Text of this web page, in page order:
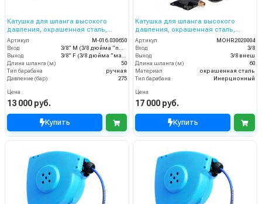
Катушка для шланга высокого
давления, окрашенная сталь,
вместимость 3/8 50m, 275bar,
3/8внеш-3/8внут
Артикул
M-016.030650
Вход
3/8" M (3/8 дюйма "папа")
Выход
3/8" F (3/8 дюйма "мама")
Длина шланга (м)
50
Тип барабана
ручная
Давление (бар)
275
Цена
13 000 руб.
Купить
Катушка для шланга высокого
давления, окрашенная сталь,
вместимость 3/8 60m, 275bar,
3/8внеш
Артикул
MOHR2020004
Вход
3/8
Выход
3/8 внеш
Длина шланга (м)
60
Материал
окрашенная сталь
Тип барабана
Инерционный
Цена
17 000 руб.
Купить